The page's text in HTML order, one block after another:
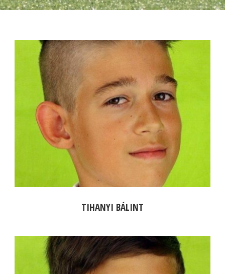
TIHANYI BÁLINT